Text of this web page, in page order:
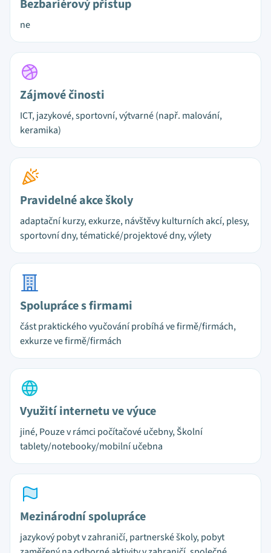
Bezbariérový přístup
ne
Zájmové činosti
ICT, jazykové, sportovní, výtvarné (např. malování,
keramika)
Pravidelné akce školy
adaptační kurzy, exkurze, návštěvy kulturních akcí, plesy,
sportovní dny, tématické/projektové dny, výlety
Spolupráce s firmami
část praktického vyučování probíhá ve firmě/firmách,
exkurze ve firmě/firmách
Využití internetu ve výuce
jiné, Pouze v rámci počítačové učebny, Školní
tablety/notebooky/mobilní učebna
Mezinárodní spolupráce
jazykový pobyt v zahraničí, partnerské školy, pobyt